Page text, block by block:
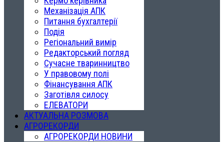
Механізація АПК
Питання бухгалтерії
Подія
Регіональний вимір
Редакторський погляд
Сучасне тваринництво
У правовому полі
Фінансування АПК
Заготівля силосу
ЕЛЕВАТОРИ
АКТУАЛЬНА РОЗМОВА
АГРОРЕКОРДИ
АГРОРЕКОРДИ НОВИНИ